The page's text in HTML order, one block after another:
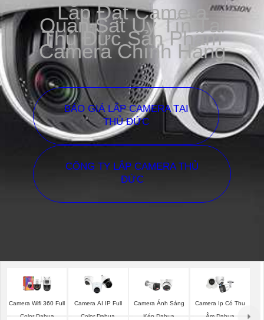
Lắp Đặt Camera
Quan Sát Uy Tín Tại
Thủ Đức Sản Phẩm
Camera Chính Hãng
BÁO GIÁ LẮP CAMERA TẠI
THỦ ĐỨC
CÔNG TY LẮP CAMERA THỦ
ĐỨC
Camera Wifi 360 Full
Color Dahua
Camera AI IP Full
Color Dahua
Camera Ánh Sáng
Kép Dahua
Camera Ip Có Thu
Ậm Dahua